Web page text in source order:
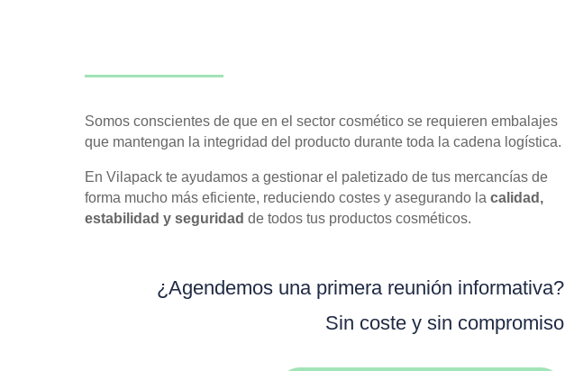
Somos conscientes de que en el sector cosmético se requieren embalajes
que mantengan la integridad del producto durante toda la cadena logística.
En Vilapack te ayudamos a gestionar el paletizado de tus mercancías de
forma mucho más eficiente, reduciendo costes y asegurando lacalidad,
estabilidad y seguridad de todos tus productos cosméticos.
¿Agendemos una primera reunión informativa?
Sin coste y sin compromiso